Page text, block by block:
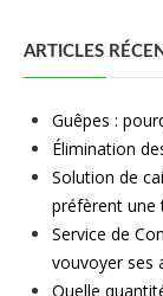
ARTICLES
Guêpes :
Élimination
Solution de
préfèrent une
Service de
vouvoyer ses
Quelle